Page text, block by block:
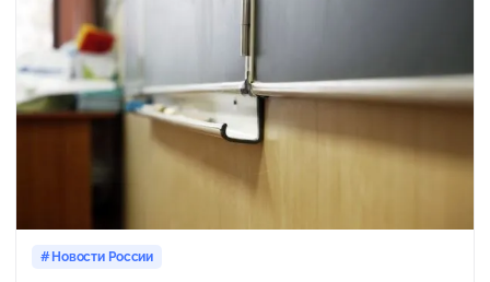
Новости России